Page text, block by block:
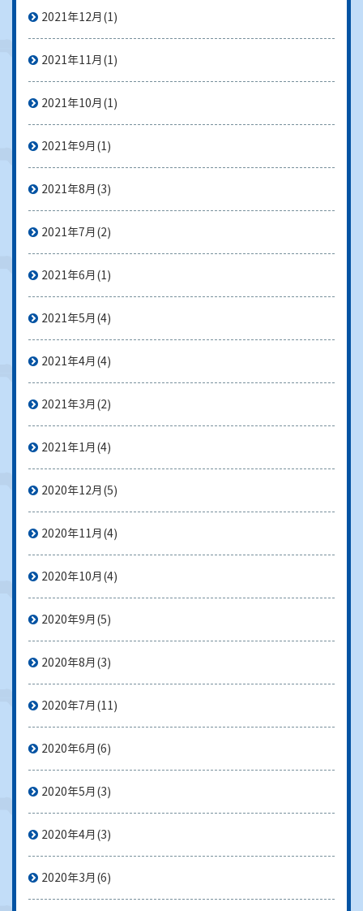
2021年12月 (1)
2021年11月 (1)
2021年10月 (1)
2021年9月 (1)
2021年8月 (3)
2021年7月 (2)
2021年6月 (1)
2021年5月 (4)
2021年4月 (4)
2021年3月 (2)
2021年1月 (4)
2020年12月 (5)
2020年11月 (4)
2020年10月 (4)
2020年9月 (5)
2020年8月 (3)
2020年7月 (11)
2020年6月 (6)
2020年5月 (3)
2020年4月 (3)
2020年3月 (6)